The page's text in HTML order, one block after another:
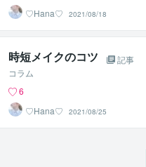
♡Hana♡
2021/08/18
時短メイクのコツ
記事
コラム
6
♡Hana♡
2021/08/25